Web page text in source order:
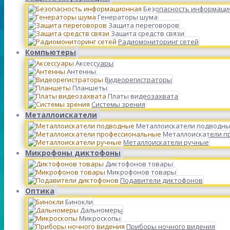
Безопасность
Генераторы шума
Защита переговоров
Защита средств связи
Радиомониторинг сетей
Компьютеры
Аксессуары
Антенны
Видеорегистраторы
Планшеты
Платы видеозахвата
Системы зрения
Металлоискатели
Металлоискатели
Металлоискатели
Металлоискатели ручные
Микрофоны диктофоны
Диктофонов товары
Микрофонов товары
Подавители диктофонов
Оптика
Бинокли
Дальномеры
Микроскопы
Приборы ночного видения